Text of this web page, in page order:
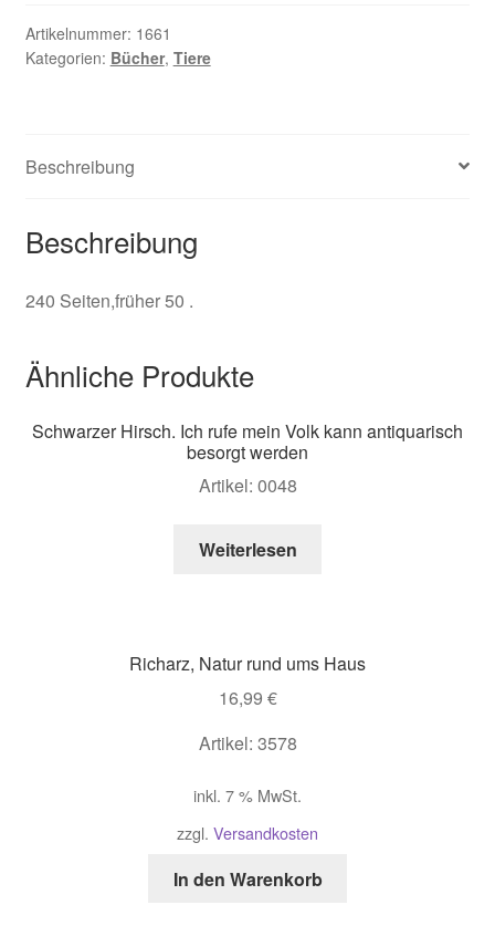
Artikelnummer: 1661
Kategorien: Bücher, Tiere
Beschreibung
Beschreibung
240 Seiten,früher 50 .
Ähnliche Produkte
Schwarzer Hirsch. Ich rufe mein Volk kann antiquarisch
besorgt werden
Artikel: 0048
Weiterlesen
Richarz, Natur rund ums Haus
16,99 €
Artikel: 3578
inkl. 7 % MwSt.
zzgl. Versandkosten
In den Warenkorb